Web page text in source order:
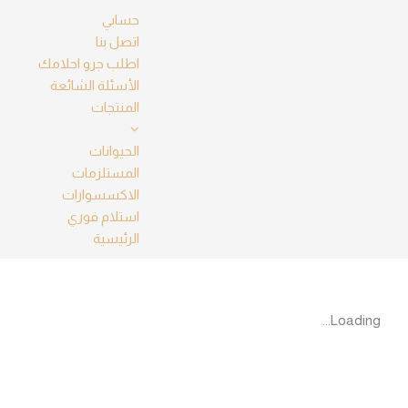
حسابي
اتصل بنا
اطلب جرو احلامك
الأسئلة الشائعة
المنتجات
الحيوانات
المستلزمات
الاكسسوارات
استلام فوري
الرئيسية
Loading...